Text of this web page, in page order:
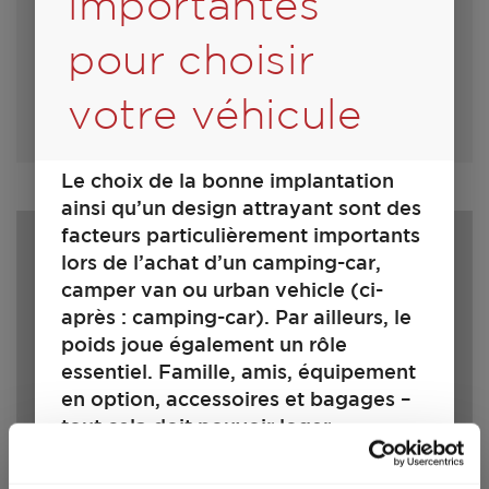
Sélectionner ce modèle
importantes
pour choisir
votre véhicule
Le choix de la bonne implantation
ainsi qu’un design attrayant sont des
facteurs particulièrement importants
lors de l’achat d’un camping-car,
camper van ou urban vehicle (ci-
après : camping-car). Par ailleurs, le
poids joue également un rôle
essentiel. Famille, amis, équipement
en option, accessoires et bagages –
tout cela doit pouvoir loger.
Parallèlement, il existe des limites